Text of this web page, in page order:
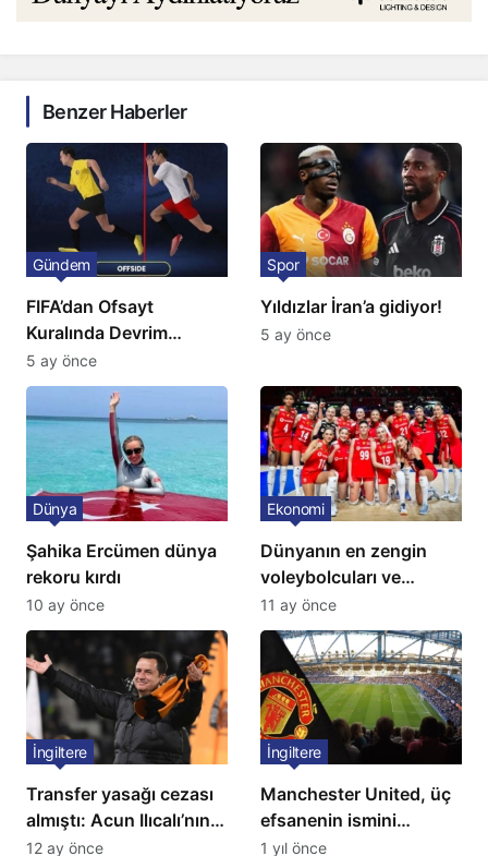
Benzer Haberler
FIFA’dan Ofsayt
Kuralında Devrim
Niteliğinde Onay
Gündem
5 ay önce
Yıldızlar İran’a gidiyor!
Spor
5 ay önce
Şahika Ercümen dünya
rekoru kırdı
Dünya
10 ay önce
Dünyanın en zengin
voleybolcuları ve
servetleri açıklandı:
Listede 2 Türk yıldız
bulunuyor
Ekonomi
11 ay önce
Transfer yasağı cezası
almıştı: Acun Ilıcalı’nın
ekibi Hull City’ye kötü
İngiltere
12 ay önce
Manchester United, üç
efsanenin ismini
yasakladı
İngiltere
1 yıl önce